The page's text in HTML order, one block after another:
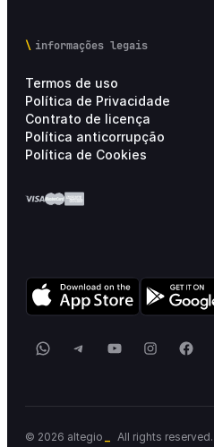
informações legais
Termos de uso
Política de Privacidade
Contrato de licença
Política anticorrupção
Política de Cookies
WhatsApp
TelegramYouTube
© 2026 altegio All rights reserved.